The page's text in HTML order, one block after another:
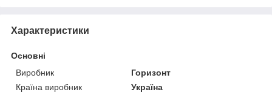
Характеристики
Основні
Виробник
Горизонт
Країна виробник
Україна